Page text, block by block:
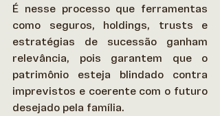
É nesse processo que ferramentas
como seguros, holdings, trusts e
estratégias de sucessão ganham
relevância, pois garantem que o
patrimônio esteja blindado contra
imprevistos e coerente com o futuro
desejado pela família.